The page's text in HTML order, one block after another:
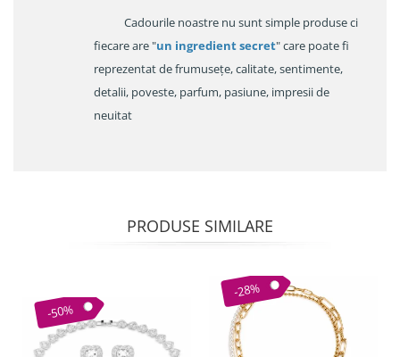
Cadourile noastre nu sunt simple produse ci
fiecare are "un ingredient secret" care poate fi
reprezentat de frumusețe, calitate, sentimente,
detalii, poveste, parfum, pasiune, impresii de
neuitat
PRODUSE SIMILARE
-50%
-28%